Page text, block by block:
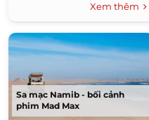
Xem thêm
Sa mạc Namib - bối cảnh
phim Mad Max